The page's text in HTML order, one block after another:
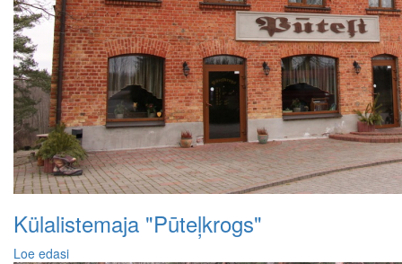
Külalistemaja "Pūteļkrogs"
Loe edasi